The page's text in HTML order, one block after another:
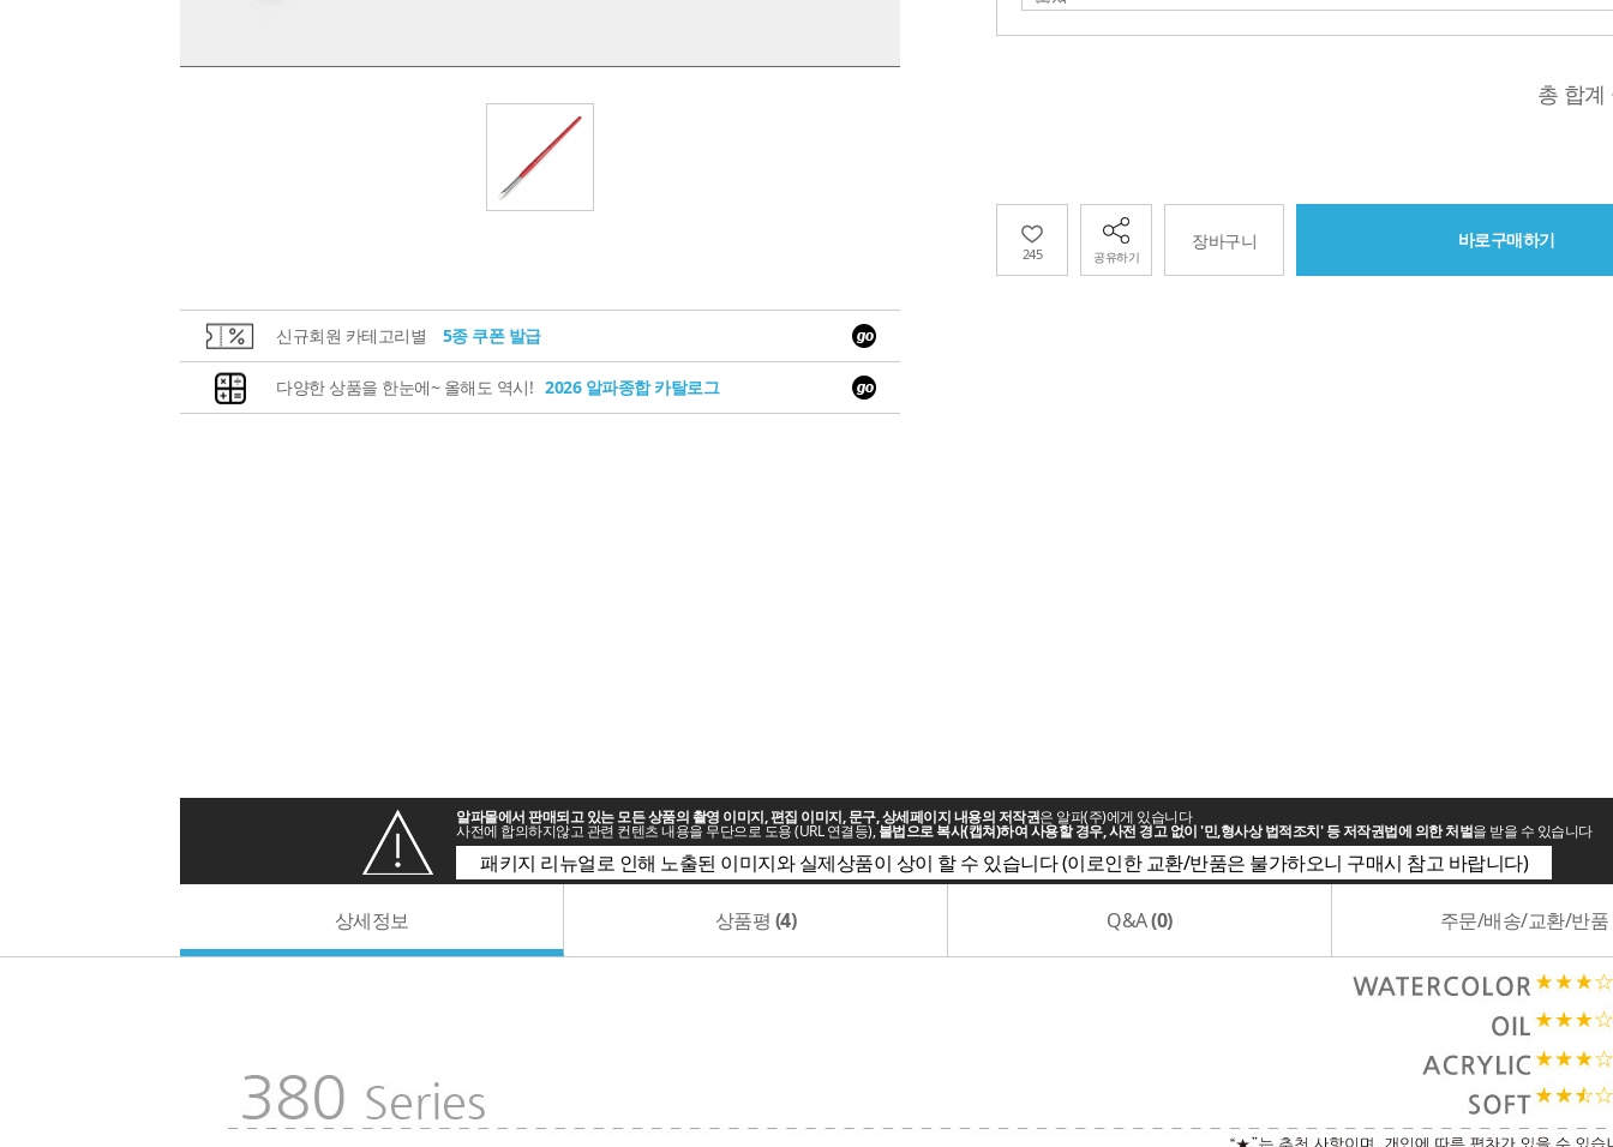
신규회원 카테고리별 5종 쿠폰 발급
다양한 상품을 한눈에~ 올해도 역시! 2026 알파종합 카탈로그
총 합계
245 공유하기
장바구니 바로구매하기
알파몰에서 판매되고 있는 모든 상품의 촬영 이미지, 편집 이미지, 문구, 상세페이지 내용의 저작권은 알파(주)에게 있습니다
사전에 합의하지않고 관련 컨텐츠 내용을 무단으로 도용 (URL 연결등),불법으로 복사(캡쳐)하여 사용할 경우, 사전 경고 없이 '민,형사상 법적조치' 등 저작권법에 의한 처벌을 받을 수 있습니다
패키지 리뉴얼로 인해 노출된 이미지와 실제상품이 상이 할 수 있습니다 (이로인한 교환/반품은 불가하오니 구매시 참고 바랍니다)
상세정보 상품평 (4) Q&A(0) 주문/배송/교환/반품